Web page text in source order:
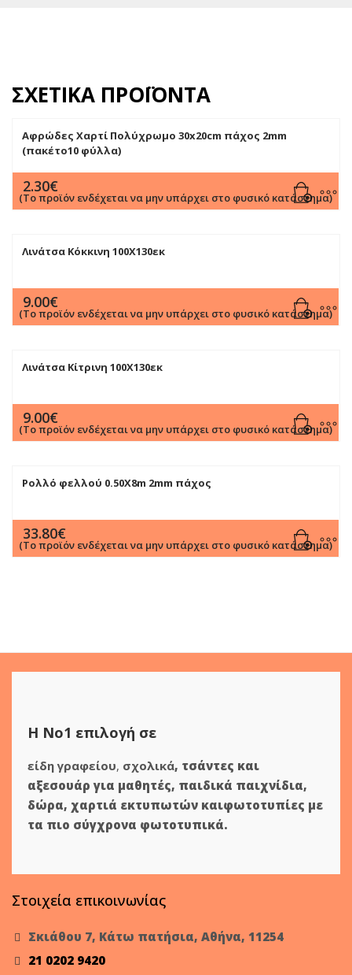
ΣΧΕΤΙΚΆ ΠΡΟΪΌΝΤΑ
Αφρώδες Χαρτί Πολύχρωμο 30x20cm πάχος 2mm
(πακέτο10 φύλλα)
2.30€
(Το προϊόν ενδέχεται να μην υπάρχει στο φυσικό κατάστημα)
Λινάτσα Κόκκινη 100Χ130εκ
9.00€
(Το προϊόν ενδέχεται να μην υπάρχει στο φυσικό κατάστημα)
Λινάτσα Κίτρινη 100Χ130εκ
9.00€
(Το προϊόν ενδέχεται να μην υπάρχει στο φυσικό κατάστημα)
Ρολλό φελλού 0.50Χ8m 2mm πάχος
33.80€
(Το προϊόν ενδέχεται να μην υπάρχει στο φυσικό κατάστημα)
Η Νο1 επιλογή σε
είδη γραφείου, σχολικά, τσάντες και
αξεσουάρ για μαθητές, παιδικά παιχνίδια,
δώρα, χαρτιά εκτυπωτών καιφωτοτυπίες με
τα πιο σύγχρονα φωτοτυπικά.
Στοιχεία επικοινωνίας
Σκιάθου 7, Κάτω πατήσια, Αθήνα, 11254
21 0202 9420